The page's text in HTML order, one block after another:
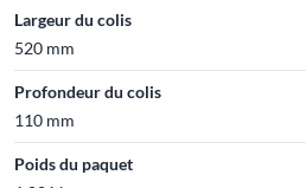
Largeur du colis
520 mm
Profondeur du colis
110 mm
Poids du paquet